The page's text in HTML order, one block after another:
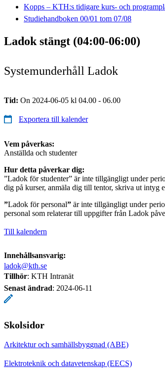
Kopps – KTH:s tidigare kurs- och
Studiehandboken 00/01 tom 07/08
Ladok stängt (04:00-06:00)
Systemunderhåll Ladok
Tid: On 2024-06-05 kl 04.00 - 06.00
Exportera till kalender
Vem påverkas:
Anställda och studenter
Hur detta påverkar dig:
”Ladok för studenter” är inte tillgängligt under
dig på kurser, anmäla dig till tentor, skriva ut intyg
”Ladok för personal” är inte tillgängligt under
personal som relaterar till uppgifter från Ladok
Till kalendern
Innehållsansvarig:
ladok@kth.se
Tillhör: KTH Intranät
Senast ändrad: 2024-06-11
Skolsidor
Arkitektur och samhällsbyggnad (ABE)
Elektroteknik och datavetenskap (EECS)